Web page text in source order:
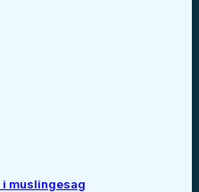
i muslingesag